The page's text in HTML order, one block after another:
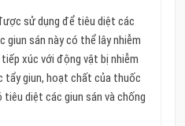
sử dụng để tiêu diệt các
giun sán này có thể lây nhiễm
xúc với động vật bị nhiễm
tẩy giun, hoạt chất của thuốc
diệt các giun sán và chống